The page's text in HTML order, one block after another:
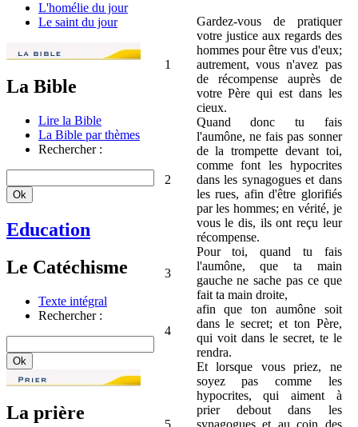
L'homélie du jour
Le saint du jour
La Bible
Lire la Bible
La Bible par thèmes
Rechercher :
Education
Le Catéchisme
Texte intégral
Rechercher :
La prière
1
Gardez-vous de pratiquer
votre justice aux regards des
hommes pour être vus d'eux;
autrement, vous n'avez pas
de récompense auprès de
votre Père qui est dans les
cieux.
2
Quand donc tu fais
l'aumône, ne fais pas sonner
de la trompette devant toi,
comme font les hypocrites
dans les synagogues et dans
les rues, afin d'être glorifiés
par les hommes; en vérité, je
vous le dis, ils ont reçu leur
récompense.
3
Pour toi, quand tu fais
l'aumône, que ta main
gauche ne sache pas ce que
fait ta main droite,
4
afin que ton aumône soit
dans le secret; et ton Père,
qui voit dans le secret, te le
rendra.
5
Et lorsque vous priez, ne
soyez pas comme les
hypocrites, qui aiment à
prier debout dans les
synagogues et au coin des